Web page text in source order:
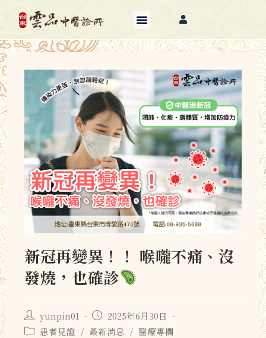
新冠再變異！！ 喉嚨不痛、沒
發燒，也確診
yunpin01
2025年6月30日
患者見證 / 最新消息 / 醫療專欄